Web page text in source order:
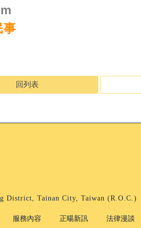
事
回列表
District, Tainan City, Taiwan (R.O.C.)
服務內容 正暘新訊 法律漫談